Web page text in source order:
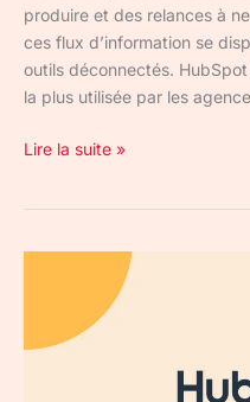
produire et des relances à
ces flux d’information se
outils déconnectés.
la plus utilisée par les
Lire la suite »
le